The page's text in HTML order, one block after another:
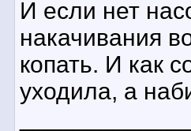
И если нет
накачивания
копать. И как
уходила, а